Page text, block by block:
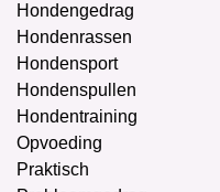
Hondengedrag
Hondenrassen
Hondensport
Hondenspullen
Hondentraining
Opvoeding
Praktisch